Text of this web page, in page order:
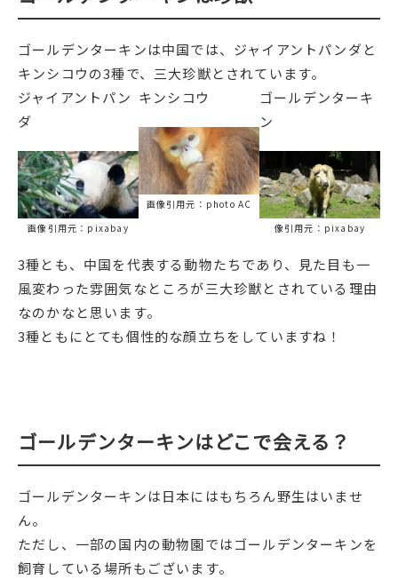
ゴールデンターキンは中国では、ジャイアントパンダと
キンシコウの3種で、三大珍獣とされています。
ジャイアントパン
ダ
画像引用元：pixabay
キンシコウ
画像引用元：photo AC
ゴールデンターキ
ン
像引用元：pixabay
3種とも、中国を代表する動物たちであり、見た目も一
風変わった雰囲気なところが三大珍獣とされている理由
なのかなと思います。
3種ともにとても個性的な顔立ちをしていますね！
ゴールデンターキンはどこで会える？
ゴールデンターキンは日本にはもちろん野生はいませ
ん。
ただし、一部の国内の動物園ではゴールデンターキンを
飼育している場所もございます。